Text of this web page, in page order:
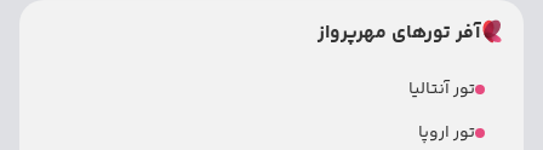
آفر تورهای مهرپرواز
تور آنتالیا
تور اروپا